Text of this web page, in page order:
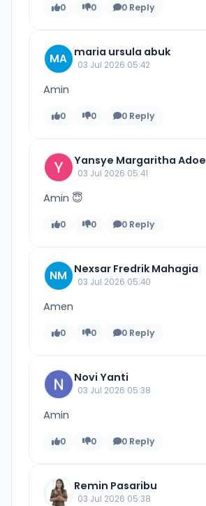
0 0 0 Reply
MA maria ursula abuk
03 Jul 2026 05:42
Amin
0 0 0 Reply
Yansye Margaritha Adoe
03 Jul 2026 05:41
Amin 😇
0 0 0 Reply
NM Nexsar Fredrik Mahagia
03 Jul 2026 05:40
Amen
0 0 0 Reply
Novi Yanti
03 Jul 2026 05:38
Amin
0 0 0 Reply
Remin Pasaribu
03 Jul 2026 05:38